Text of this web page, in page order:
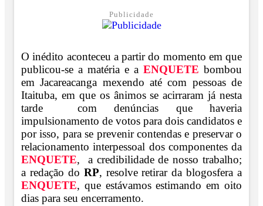
Publicidade
O inédito aconteceu a partir do momento em que
publicou-se a matéria e a ENQUETE bombou
em Jacareacanga mexendo até com pessoas de
Itaituba, em que os ânimos se acirraram já nesta
tarde com denúncias que haveria
impulsionamento de votos para dois candidatos e
por isso, para se prevenir contendas e preservar o
relacionamento interpessoal dos componentes da
ENQUETE, a credibilidade de nosso trabalho;
a redação do RP, resolve retirar da blogosfera a
ENQUETE, que estávamos estimando em oito
dias para seu encerramento.